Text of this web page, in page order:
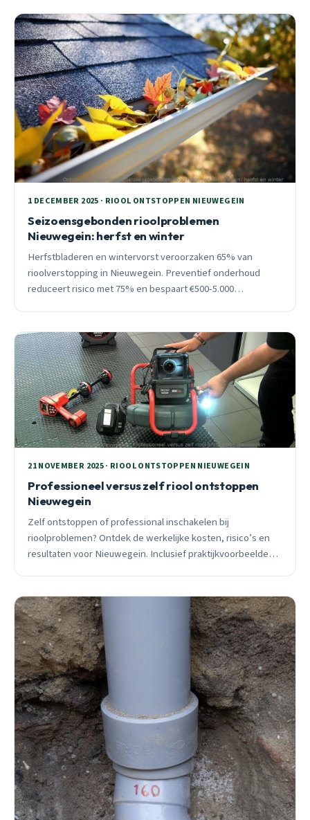
1 DECEMBER 2025 · RIOOL ONTSTOPPEN NIEUWEGEIN
Seizoensgebonden rioolproblemen
Nieuwegein: herfst en winter
Herfstbladeren en wintervorst veroorzaken 65% van
rioolverstopping in Nieuwegein. Preventief onderhoud
reduceert risico met 75% en bespaart €500-5.000
21 NOVEMBER 2025 · RIOOL ONTSTOPPEN NIEUWEGEIN
Professioneel versus zelf riool ontstoppen
Nieuwegein
Zelf ontstoppen of professional inschakelen bij
rioolproblemen? Ontdek de werkelijke kosten, risico’s en
resultaten voor Nieuwegein. Inclusief praktijkvoorbeelden